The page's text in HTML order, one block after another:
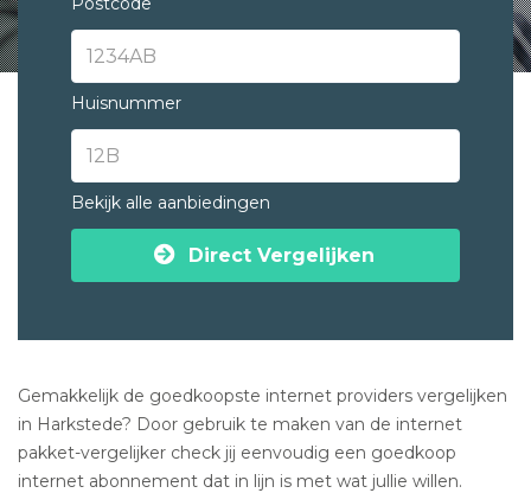
Huisnummer
Bekijk alle aanbiedingen
Direct Vergelijken
Gemakkelijk de goedkoopste internet providers vergelijken
in Harkstede? Door gebruik te maken van de internet
pakket-vergelijker check jij eenvoudig een goedkoop
internet abonnement dat in lijn is met wat jullie willen.